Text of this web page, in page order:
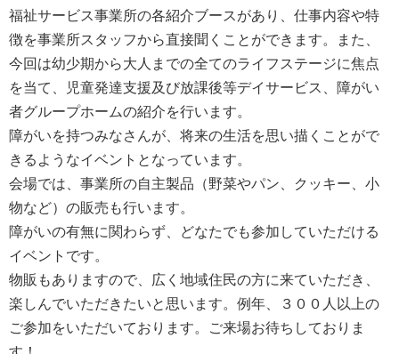
福祉サービス事業所の各紹介ブースがあり、仕事内容や特
徴を事業所スタッフから直接聞くことができます。また、
今回は幼少期から大人までの全てのライフステージに焦点
を当て、児童発達支援及び放課後等デイサービス、障がい
者グループホームの紹介を行います。
障がいを持つみなさんが、将来の生活を思い描くことがで
きるようなイベントとなっています。
会場では、事業所の自主製品（野菜やパン、クッキー、小
物など）の販売も行います。
障がいの有無に関わらず、どなたでも参加していただける
イベントです。
物販もありますので、広く地域住民の方に来ていただき、
楽しんでいただきたいと思います。例年、３００人以上の
ご参加をいただいております。ご来場お待ちしておりま